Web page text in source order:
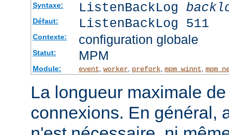
Syntaxe: ListenBackLog
Défaut: ListenBackLog 511
Contexte: configuration globale
Statut: MPM
Module: event, worker, prefork, mpm_winnt,
La longueur maximale
connexions. En général,